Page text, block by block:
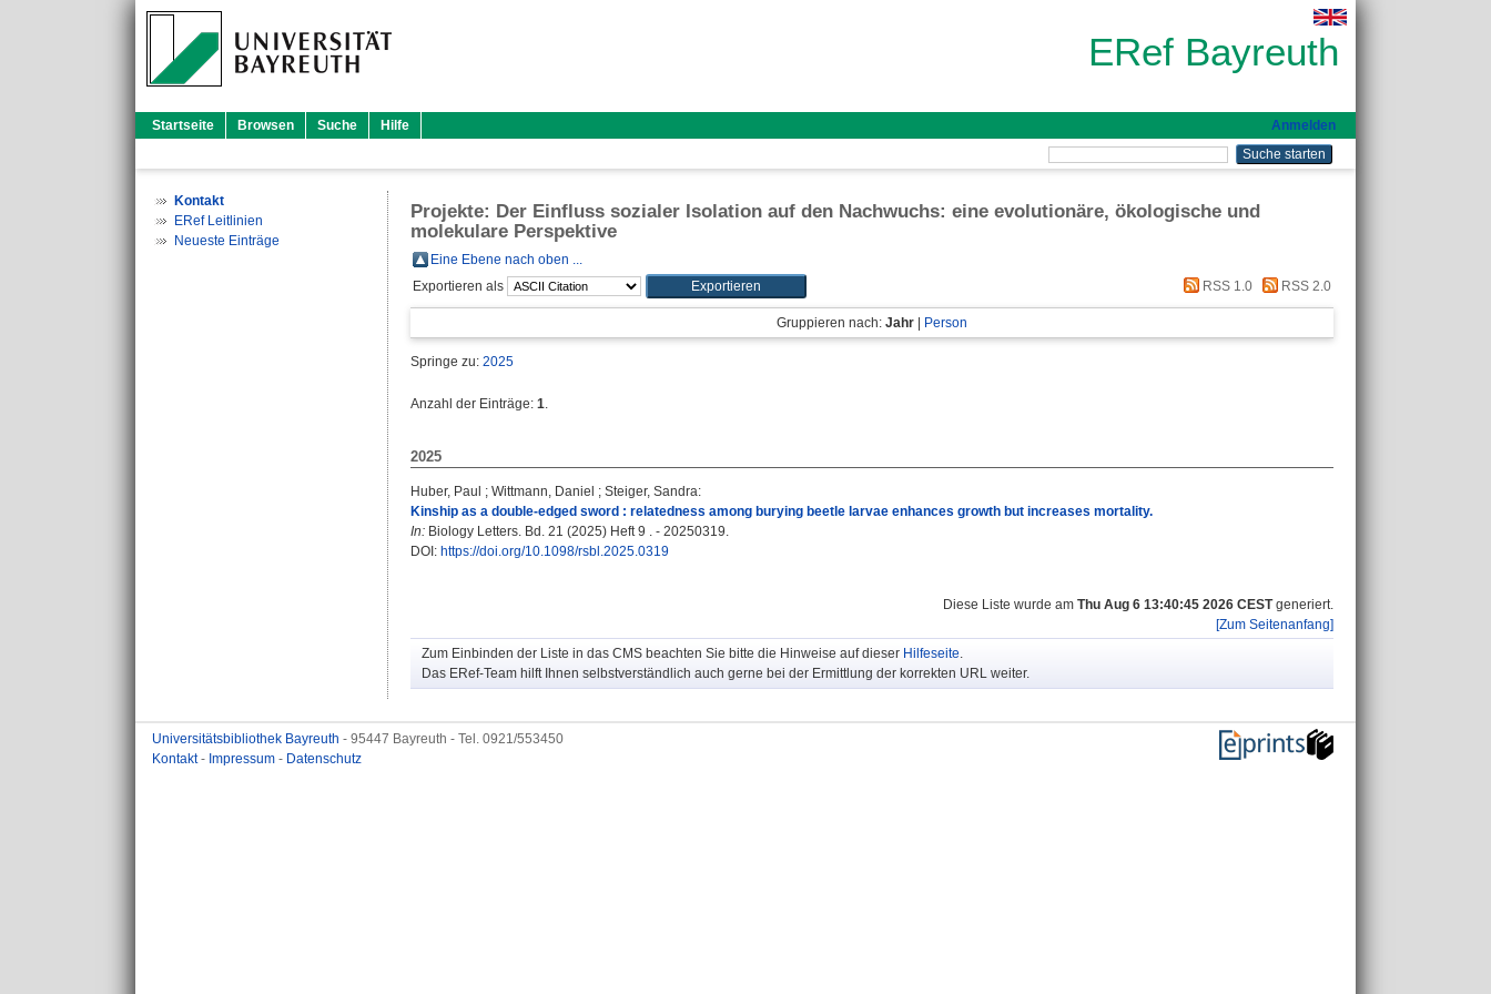
ERef Bayreuth
Startseite Browsen Suche Hilfe Anmelden
Kontakt
ERef Leitlinien
Neueste Einträge
Projekte: Der Einfluss sozialer Isolation auf den Nachwuchs: eine evolutionäre, ökologische und
molekulare Perspektive
Eine Ebene nach oben ...
Exportieren als
RSS 1.0 RSS 2.0
Gruppieren nach: Jahr Person
Springe zu: 2025
Anzahl der Einträge: 1.
2025
Huber, Paul ; Wittmann, Daniel ; Steiger, Sandra:
Kinship as a double-edged sword : relatedness among burying beetle larvae enhances growth but increases mortality.
In: Biology Letters. Bd. 21 (2025) Heft 9 . - 20250319.
DOI: https://doi.org/10.1098/rsbl.2025.0319
Diese Liste wurde am Thu Aug 6 13:40:45 2026 CESTgeneriert.
[Zum Seitenanfang]
Zum Einbinden der Liste in das CMS beachten Sie bitte die Hinweise auf dieser Hilfeseite.
Das ERef-Team hilft Ihnen selbstverständlich auch gerne bei der Ermittlung der korrekten URL weiter.
Universitätsbibliothek Bayreuth - 95447 Bayreuth - Tel. 0921/553450
Kontakt- Impressum - Datenschutz